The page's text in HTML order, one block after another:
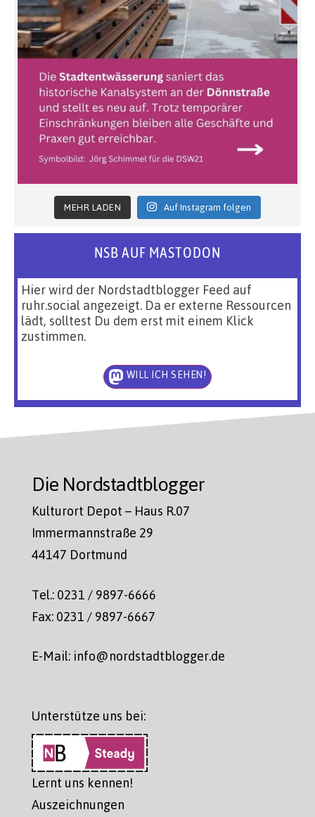
MEHR LADEN Auf Instagram folgen
NSB AUF MASTODON
Hier wird der Nordstadtblogger Feed auf
ruhr.social angezeigt. Da er externe Ressourcen
lädt, solltest Du dem erst mit einem Klick
zustimmen.
WILL ICH SEHEN!
Die Nordstadtblogger
Kulturort Depot – Haus R.07
Immermannstraße 29
44147 Dortmund
Tel.: 0231 / 9897-6666
Fax: 0231 / 9897-6667
E-Mail: info@nordstadtblogger.de
Unterstütze uns bei:
Lernt uns kennen!
Auszeichnungen